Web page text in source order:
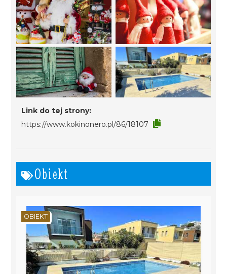
Link do tej strony:
https://www.kokinonero.pl/86/18107
Obiekt
OBIEKT